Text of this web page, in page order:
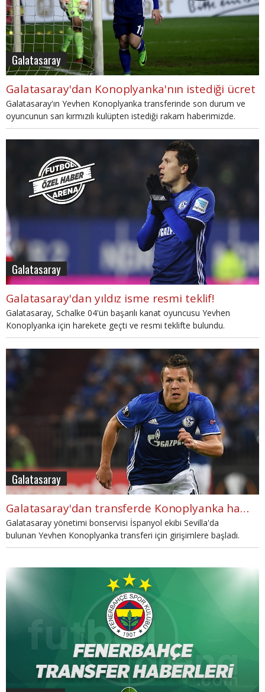
Galatasaray
Galatasaray'dan Konoplyanka'nın istediği ücret
Galatasaray'ın Yevhen Konoplyanka transferinde son durum ve
oyuncunun sarı kırmızılı kulüpten istediği rakam haberimizde.
Galatasaray
Galatasaray'dan yıldız isme resmi teklif!
Galatasaray, Schalke 04'ün başarılı kanat oyuncusu Yevhen
Konoplyanka için harekete geçti ve resmi teklifte bulundu.
Galatasaray
Galatasaray'dan transferde Konoplyanka hamlesi
Galatasaray yönetimi bonservisi İspanyol ekibi Sevilla'da
bulunan Yevhen Konoplyanka transferi için girişimlere başladı.